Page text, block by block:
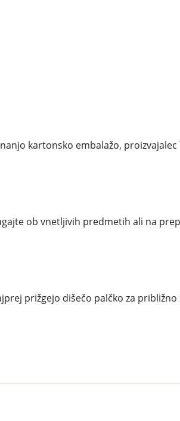
kartonsko embalažo,
ob vnetljivih predmetih ali na
prižgejo dišečo palčko za